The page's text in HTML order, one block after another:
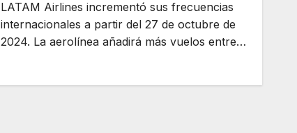
LATAM Airlines incrementó sus frecuencias
internacionales a partir del 27 de octubre de
2024. La aerolínea añadirá más vuelos entre…